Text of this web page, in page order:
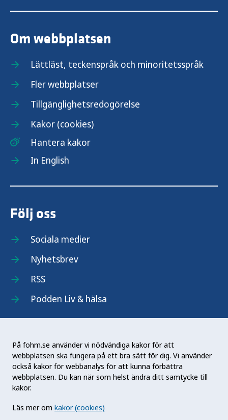
På fohm.se använder vi nödvändiga kakor för att
webbplatsen ska fungera på ett bra sätt för dig. Vi använder
också kakor för webbanalys för att kunna förbättra
webbplatsen. Du kan när som helst ändra ditt samtycke till
kakor.
Läs mer om kakor (cookies)
Om webbplatsen
Lättläst, teckenspråk och minoritetsspråk
Fler webbplatser
Tillgänglighetsredogörelse
Kakor (cookies)
Hantera kakor
In English
Följ oss
Sociala medier
Nyhetsbrev
RSS
Podden Liv & hälsa
Folkhälsomyndigheten (Fohm) är en nationell
kunskapsmyndighet som arbetar för en bättre
folkhälsa. Det gör myndigheten genom att
främja hälsa, förebygga ohälsa och skydda mot